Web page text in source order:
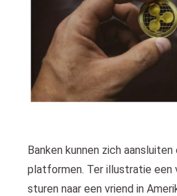
Banken kunnen zich
platformen. Ter illustratie een
sturen naar een vriend in